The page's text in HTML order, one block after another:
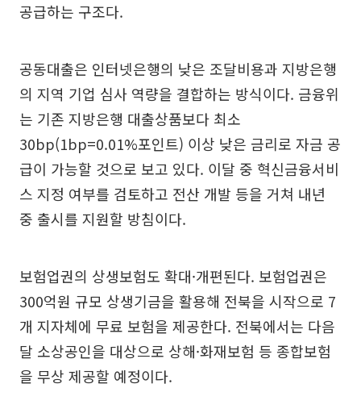
공급하는 구조다.
공동대출은 인터넷은행의 낮은 조달비용과 지방은행
의 지역 기업 심사 역량을 결합하는 방식이다. 금융위
는 기존 지방은행 대출상품보다 최소
30bp(1bp=0.01%포인트) 이상 낮은 금리로 자금 공
급이 가능할 것으로 보고 있다. 이달 중 혁신금융서비
스 지정 여부를 검토하고 전산 개발 등을 거쳐 내년
중 출시를 지원할 방침이다.
보험업권의 상생보험도 확대·개편된다. 보험업권은
300억원 규모 상생기금을 활용해 전북을 시작으로 7
개 지자체에 무료 보험을 제공한다. 전북에서는 다음
달 소상공인을 대상으로 상해·화재보험 등 종합보험
을 무상 제공할 예정이다.